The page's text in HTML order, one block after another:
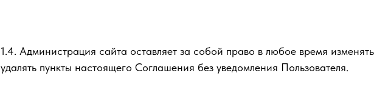
1.4. Администрация сайта оставляет за собой право в любое время
удалять пункты настоящего Соглашения без уведомления Пользователя.